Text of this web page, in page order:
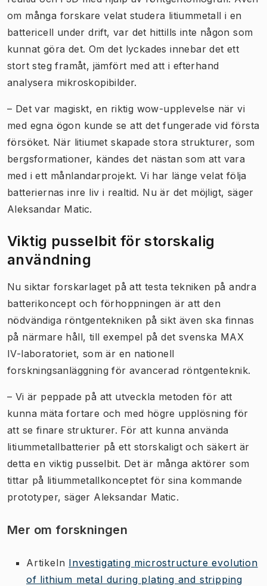
om många forskare velat studera litiummetall i en
battericell under drift, var det hittills inte någon som
kunnat göra det. Om det lyckades innebar det ett
stort steg framåt, jämfört med att i efterhand
analysera mikroskopibilder.
– Det var magiskt, en riktig wow-upplevelse när vi
med egna ögon kunde se att det fungerade vid första
försöket. När litiumet skapade stora strukturer, som
bergsformationer, kändes det nästan som att vara
med i ett månlandarprojekt. Vi har länge velat följa
batteriernas inre liv i realtid. Nu är det möjligt, säger
Aleksandar Matic.
Viktig pusselbit för storskalig
användning
Nu siktar forskarlaget på att testa tekniken på andra
batterikoncept och förhoppningen är att den
nödvändiga röntgentekniken på sikt även ska finnas
på närmare håll, till exempel på det svenska MAX
IV-laboratoriet, som är en nationell
forskningsanläggning för avancerad röntgenteknik.
– Vi är peppade på att utveckla metoden för att
kunna mäta fortare och med högre upplösning för
att se finare strukturer. För att kunna använda
litiummetallbatterier på ett storskaligt och säkert är
detta en viktig pusselbit. Det är många aktörer som
tittar på litiummetallkonceptet för sina kommande
prototyper, säger Aleksandar Matic.
Mer om forskningen
Artikeln Investigating microstructure evolution
of lithium metal during plating and stripping